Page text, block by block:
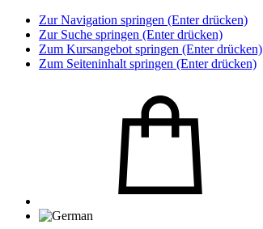
Zur Navigation springen (Enter drücken)
Zur Suche springen (Enter drücken)
Zum Kursangebot springen (Enter drücken)
Zum Seiteninhalt springen (Enter drücken)